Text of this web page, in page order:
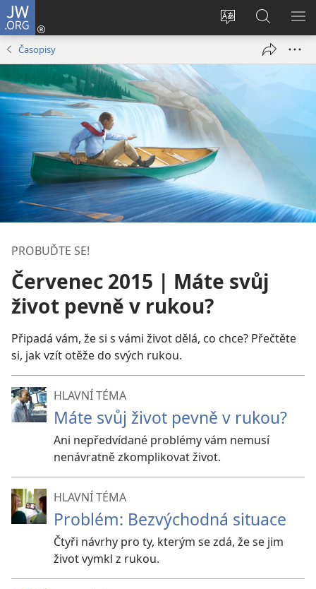
JW.ORG
Změnit
stránek
Přihlásit
se
Hledat
na
JW.ORG
Časopisy
PROBUĎTE SE!
Červenec 2015 | Máte svůj
život pevně v rukou?
Připadá vám, že si s vámi život dělá, co chce? Přečtěte
si, jak vzít otěže do svých rukou.
HLAVNÍ TÉMA
Máte svůj život pevně v rukou?
Ani nepředvídané problémy vám nemusí
nenávratně zkomplikovat život.
HLAVNÍ TÉMA
Problém: Bezvýchodná situace
Čtyři návrhy pro ty, kterým se zdá, že se jim
život vymkl z rukou.